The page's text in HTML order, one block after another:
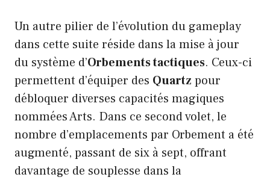
Un autre pilier de l’évolution du gameplay
dans cette suite réside dans la mise à jour
du système d’Orbements tactiques. Ceux-ci
permettent d’équiper des Quartz pour
débloquer diverses capacités magiques
nommées Arts. Dans ce second volet, le
nombre d’emplacements par Orbement a été
augmenté, passant de six à sept, offrant
davantage de souplesse dans la